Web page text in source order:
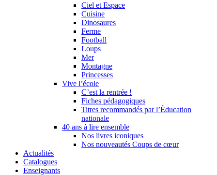
Ciel et Espace
Cuisine
Dinosaures
Ferme
Football
Loups
Mer
Montagne
Princesses
Vive l’école
C’est la rentrée !
Fiches pédagogiques
Titres recommandés par l’Éducation
nationale
40 ans à lire ensemble
Nos livres iconiques
Nos nouveautés Coups de cœur
Actualités
Catalogues
Enseignants